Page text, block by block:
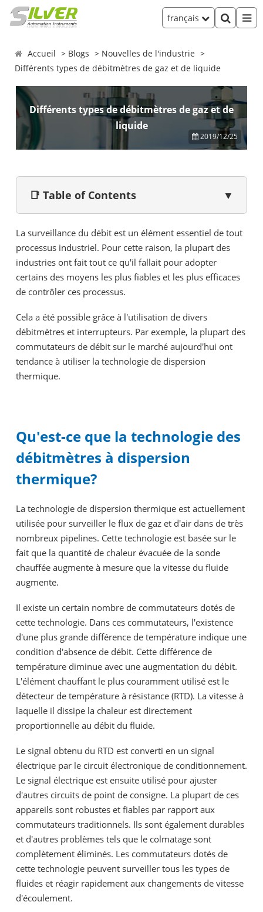
français
Accueil Blogs
Nouvelles de l'industrie
Différents types de débitmètres de gaz et de liquide
Différents types de débitmètres de gaz et de
liquide
2019/12/25
📑 Table of Contents ▼
La surveillance du débit est un élément essentiel de tout
processus industriel. Pour cette raison, la plupart des
industries ont fait tout ce qu'il fallait pour adopter
certains des moyens les plus fiables et les plus efficaces
de contrôler ces processus.
Cela a été possible grâce à l'utilisation de divers
débitmètres et interrupteurs. Par exemple, la plupart des
commutateurs de débit sur le marché aujourd'hui ont
tendance à utiliser la technologie de dispersion
thermique.
Qu'est-ce que la technologie des
débitmètres à dispersion
thermique?
La technologie de dispersion thermique est actuellement
utilisée pour surveiller le flux de gaz et d'air dans de très
nombreux pipelines. Cette technologie est basée sur le
fait que la quantité de chaleur évacuée de la sonde
chauffée augmente à mesure que la vitesse du fluide
augmente.
Il existe un certain nombre de commutateurs dotés de
cette technologie. Dans ces commutateurs, l'existence
d'une plus grande différence de température indique une
condition d'absence de débit. Cette différence de
température diminue avec une augmentation du débit.
L'élément chauffant le plus couramment utilisé est le
détecteur de température à résistance (RTD). La vitesse à
laquelle il dissipe la chaleur est directement
proportionnelle au débit du fluide.
Le signal obtenu du RTD est converti en un signal
électrique par le circuit électronique de conditionnement.
Le signal électrique est ensuite utilisé pour ajuster
d'autres circuits de point de consigne. La plupart de ces
appareils sont robustes et fiables par rapport aux
commutateurs traditionnels. Ils sont également durables
et d'autres problèmes tels que le colmatage sont
complètement éliminés. Les commutateurs dotés de
cette technologie peuvent surveiller tous les types de
fluides et réagir rapidement aux changements de vitesse
d'écoulement.